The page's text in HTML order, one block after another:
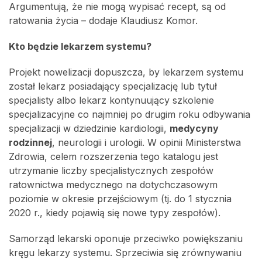
Argumentują, że nie mogą wypisać recept, są od
ratowania życia – dodaje Klaudiusz Komor.
Kto będzie lekarzem systemu?
Projekt nowelizacji dopuszcza, by lekarzem systemu
został lekarz posiadający specjalizację lub tytuł
specjalisty albo lekarz kontynuujący szkolenie
specjalizacyjne co najmniej po drugim roku odbywania
specjalizacji w dziedzinie kardiologii, medycyny
rodzinnej, neurologii i urologii. W opinii Ministerstwa
Zdrowia, celem rozszerzenia tego katalogu jest
utrzymanie liczby specjalistycznych zespołów
ratownictwa medycznego na dotychczasowym
poziomie w okresie przejściowym (tj. do 1 stycznia
2020 r., kiedy pojawią się nowe typy zespołów).
Samorząd lekarski oponuje przeciwko powiększaniu
kręgu lekarzy systemu. Sprzeciwia się zrównywaniu